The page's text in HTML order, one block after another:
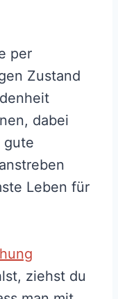
per
Zustand
dabei
gute
Leben für
ziehst du